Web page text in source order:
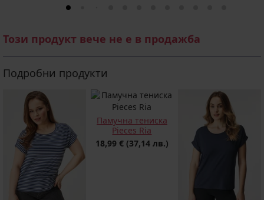
Този продукт вече не е в продажба
Подробни продукти
Памучна тениска
Pieces Ria
18,99 € (37,14 лв.)